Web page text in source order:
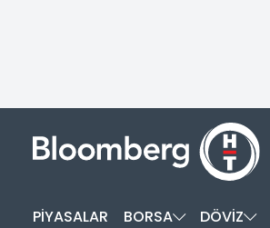
PİYASALAR BORSA DÖVİZ